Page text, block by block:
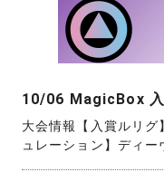
10/06 MagicBox 入
大会情報【入賞ルリ
ュレーション】ディー